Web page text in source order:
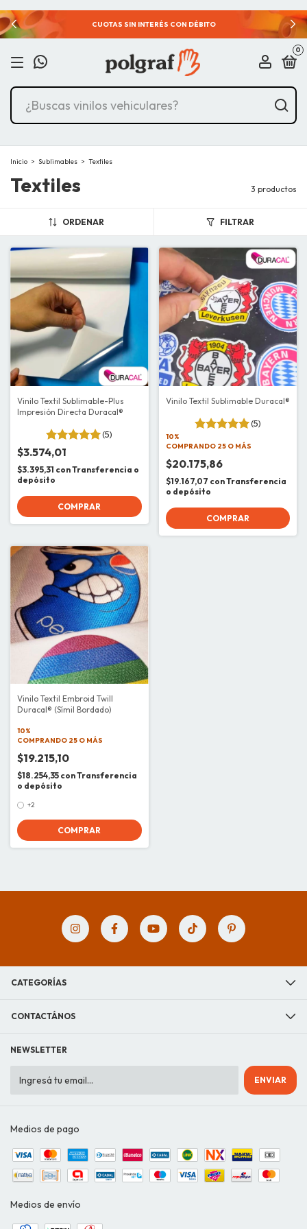
CUOTAS SIN INTERÉS CON DÉBITO
0
Inicio > Sublimables > Textiles
Textiles 3 productos
ORDENAR FILTRAR
Vinilo Textil Sublimable-Plus
Impresión Directa Duracal®
(5)
$3.574,01
$3.395,31 conTransferencia o
depósito
COMPRAR
Vinilo Textil Sublimable Duracal®
(5)
10%
COMPRANDO 25 O MÁS
$20.175,86
$19.167,07 conTransferencia
o depósito
Vinilo Textil Embroid Twill
Duracal® (Símil Bordado)
10%
COMPRANDO 25 O MÁS
$19.215,10
$18.254,35 conTransferencia
o depósito
+2
COMPRAR
CATEGORÍAS
CONTACTÁNOS
NEWSLETTER
Medios de pago
Medios de envío